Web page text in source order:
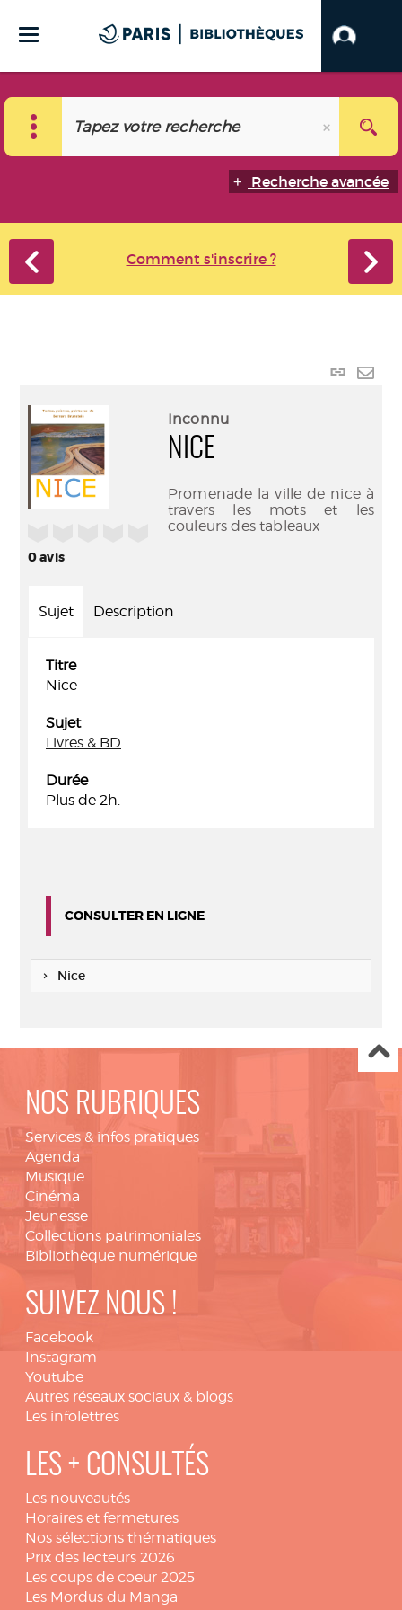
Recherche avancée
Comment s'inscrire ?
Lien
0avis
Inconnu
NICE
Promenade la ville de nice à
travers les mots et les
couleurs des tableaux
Sujet Description
Titre
Nice
Sujet
Livres & BD
Durée
Plus de 2h.
CONSULTER EN LIGNE
Nice
NOS RUBRIQUES
Services & infos pratiques
Agenda
Musique
Cinéma
Jeunesse
Collections patrimoniales
Bibliothèque numérique
SUIVEZ NOUS !
Facebook
Instagram
Youtube
Autres réseaux sociaux & blogs
Les infolettres
LES + CONSULTÉS
Les nouveautés
Horaires et fermetures
Nos sélections thématiques
Prix des lecteurs 2026
Les coups de coeur 2025
Les Mordus du Manga